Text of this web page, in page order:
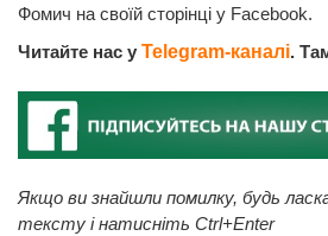
Фомич на своїй сторінці у Facebook.
Читайте нас у Telegram-каналі.
Якщо ви знайшли помилку, будь
тексту і натисніть Ctrl+Enter